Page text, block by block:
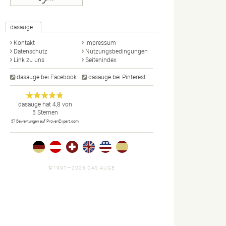
dasauge
Kontakt
Impressum
Datenschutz
Nutzungsbedingungen
Link zu uns
Seitenindex
dasauge bei Facebook dasauge bei Pinterest
dasauge
Designer,
Fotografen,
Agenturen,
Portfolios
und Jobs.
Anonym
dasaugehat4,8 von
5 Sternen
37 Bewertungen auf ProvenExpert.com
©1997—2026 DAS AUGE